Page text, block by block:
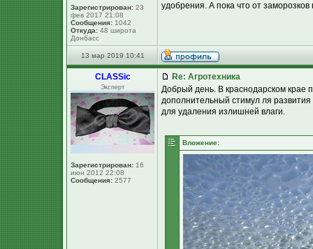
Зарегистрирован: 23
фев 2017 21:08
Сообщения: 1042
Откуда: 48 широта
Донбасс
удобрения. А пока что от
13 мар 2019 10:41
CLASSic
Эксперт
Зарегистрирован: 16
июн 2012 22:08
Сообщения: 2577
Re: Агротехника
Добрый день. В краснодарском крае
дополнительный стимул ля
для удаления излишней влаги.
Вложение: